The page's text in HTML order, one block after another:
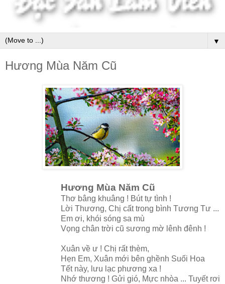
▼
Hương Mùa Năm Cũ
Hương Mùa Năm Cũ
Thơ bâng khuâng ! Bút tự tình !
Lời Thương, Chị cất trong bình Tương Tư ...
Em ơi, khói sóng sa mù
Vọng chân trời cũ sương mờ lênh đênh !
Xuân về ư ! Chị rất thèm,
Hẹn Em, Xuân mới bên ghềnh Suối Hoa
Tết này, lưu lạc phương xa !
Nhớ thương ! Gửi gió, Mực nhòa ... Tuyết rơi